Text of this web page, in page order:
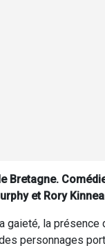
Bretagne.
et Rory
gaieté, la présence
personnages